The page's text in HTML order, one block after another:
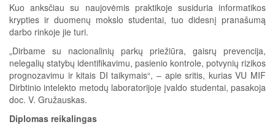
Kuo anksčiau su naujovėmis praktikoje susiduria informatikos
krypties ir duomenų mokslo studentai, tuo didesnį pranašumą
darbo rinkoje jie turi.
„Dirbame su nacionalinių parkų priežiūra, gaisrų prevencija,
nelegalių statybų identifikavimu, pasienio kontrole, potvynių rizikos
prognozavimu ir kitais DI taikymais“, – apie sritis, kurias VU MIF
Dirbtinio intelekto metodų laboratorijoje įvaldo studentai, pasakoja
doc. V. Gružauskas.
Diplomas reikalingas